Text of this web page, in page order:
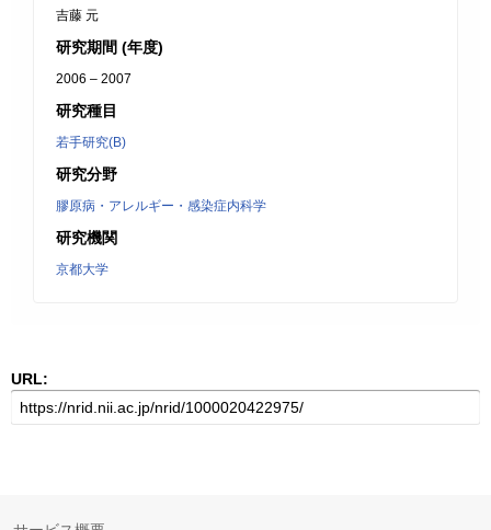
吉藤 元
研究期間 (年度)
2006 – 2007
研究種目
若手研究(B)
研究分野
膠原病・アレルギー・感染症内科学
研究機関
京都大学
URL: